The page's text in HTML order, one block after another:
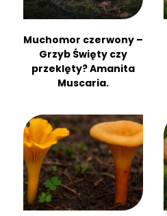
Muchomor czerwony –
Grzyb Święty czy
przeklęty? Amanita
Muscaria.